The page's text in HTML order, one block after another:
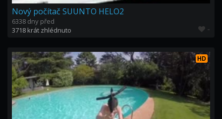
Nový počítač SUUNTO HELO2
6338 dny před
3718 krát zhlédnuto
-
HD